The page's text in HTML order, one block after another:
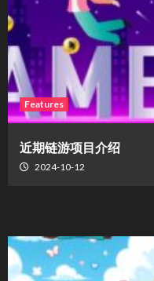
Features
近期链游项目介绍
2024-10-12